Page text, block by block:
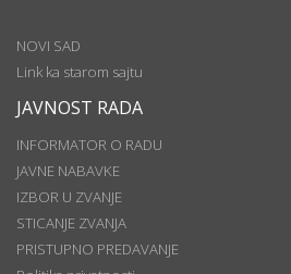
NOVI SAD
Link ka starom sajtu
JAVNOST RADA
INFORMATOR O RADU
JAVNE NABAVKE
IZBOR U ZVANJE
STICANJE ZVANJA
PRISTUPNO PREDAVANJE